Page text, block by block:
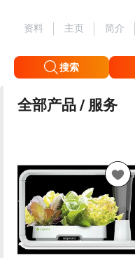
资料 主页 简介
搜索
全部产品 / 服务